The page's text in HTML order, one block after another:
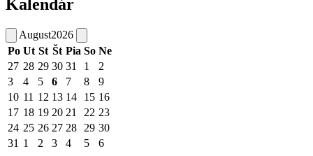
Kalendár
August2026
Po Ut St Št Pia So Ne
27 28 29 30 31 1
2
3
4 5 6 7 8
9
10 11 12 13 14 15 16
17 18 19 20 21 22 23
24 25 26 27 28 29 30
31 1 2 3 4 5 6